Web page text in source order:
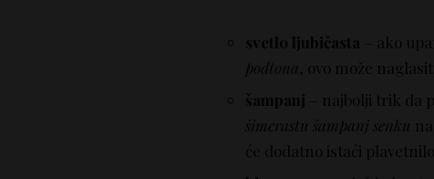
svetlo ljubičasta – ako
podtona, ovo može
šampanj – najbolji trik da
šimerastu šampanj senku
će dodatno istaći